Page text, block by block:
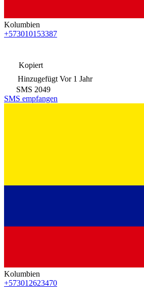
Kolumbien
+573010153387
Kopiert
Hinzugefügt Vor 1 Jahr
SMS 2049
SMS empfangen
Kolumbien
+573012623470